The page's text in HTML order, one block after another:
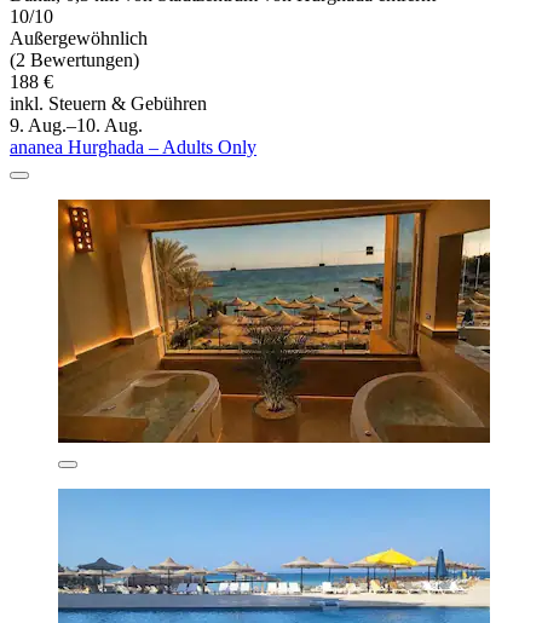
10/10
Außergewöhnlich
(2 Bewertungen)
188 €
inkl. Steuern & Gebühren
9. Aug.–10. Aug.
ananea Hurghada – Adults Only